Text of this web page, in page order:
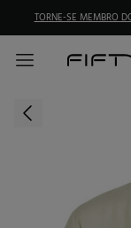
TORNE-SE MEMBRO